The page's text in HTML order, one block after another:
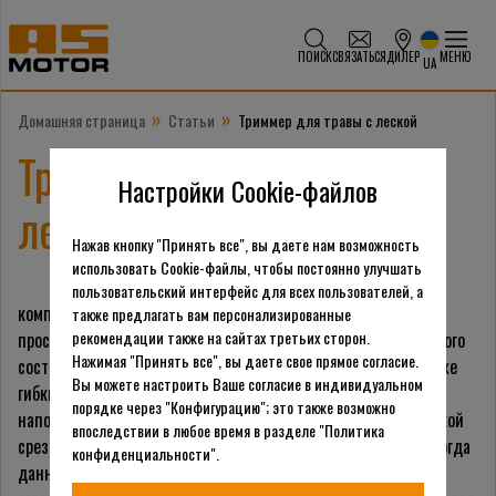
ПОИСКСВЯЗАТЬСЯДИЛЕР UA МЕНЮ
Домашняя страница » Статьи » Триммер для травы с леской
Триммер для травы с
леской
В самой простой базовой
комплектации триммер для травы оснащается леской, это
простонародное название элемента из пластика специального
состава, повышенной проточности. Данные элемент такой же
гибкий, как леска, он немного прозрачный и по своей сути
напоминает жесткий шнур. В обычном состоянии такой леской
срезать траву можно, но с очень большим трудом, однако, когда
данный элемент помещается на ось и раскручивается с
Настройки Cookie-файлов
Нажав кнопку "Принять все", вы даете нам возможность
использовать Cookie-файлы, чтобы постоянно улучшать
пользовательский интерфейс для всех пользователей, а
также предлагать вам персонализированные
рекомендации также на сайтах третьих сторон.
Нажимая "Принять все", вы даете свое прямое согласие.
Вы можете настроить Ваше согласие в индивидуальном
порядке через "Конфигурацию"; это также возможно
впоследствии в любое время в разделе "Политика
конфиденциальности".